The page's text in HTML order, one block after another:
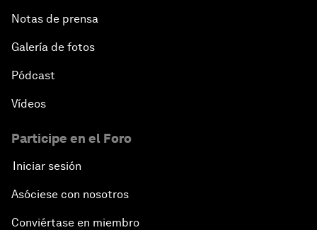
Notas de prensa
Galería de fotos
Pódcast
Vídeos
Participe en el Foro
Iniciar sesión
Asóciese con nosotros
Conviértase en miembro